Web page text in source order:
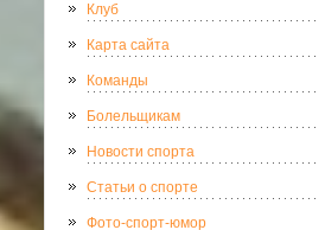
Клуб
Карта сайта
Команды
Болельщикам
Новости спорта
Статьи о спорте
Фото-спорт-юмор